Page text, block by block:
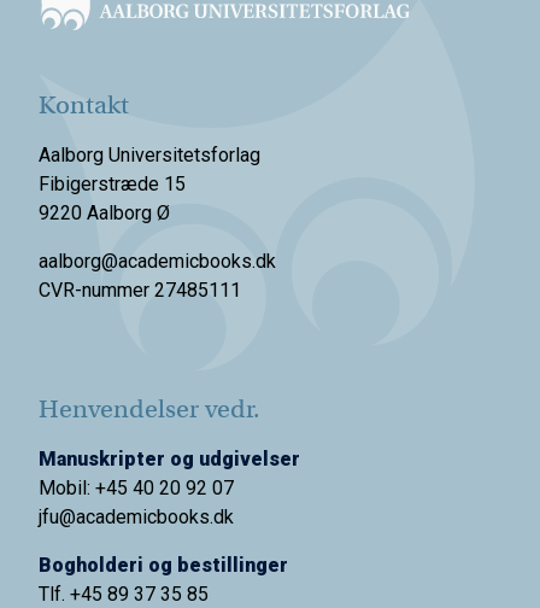
Kontakt
Aalborg Universitetsforlag
Fibigerstræde 15
9220 Aalborg Ø
aalborg@academicbooks.dk
CVR-nummer 27485111
Henvendelser vedr.
Manuskripter og udgivelser
Mobil: +45 40 20 92 07
jfu@academicbooks.dk
Bogholderi og bestillinger
Tlf. +45 89 37 35 85